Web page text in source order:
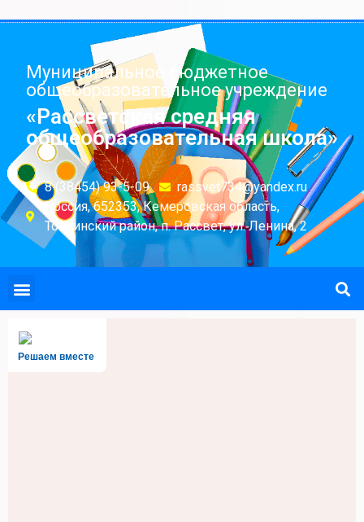
Муниципальное бюджетное
общеобразовательное учреждение
«Рассветская средняя
общеобразовательная школа»
8 (38454) 93-5-09
rassvet734@yandex.ru
Россия, 652353, Кемеровская область,
Топкинский район, п. Рассвет, ул. Ленина, 2
Решаем вместе